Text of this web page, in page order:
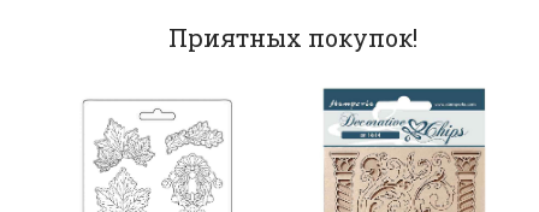
Приятных покупок!